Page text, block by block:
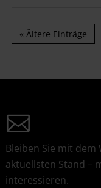
« Ältere Einträge
Bleiben Sie mit dem
aktuellsten Stand –
interessieren.